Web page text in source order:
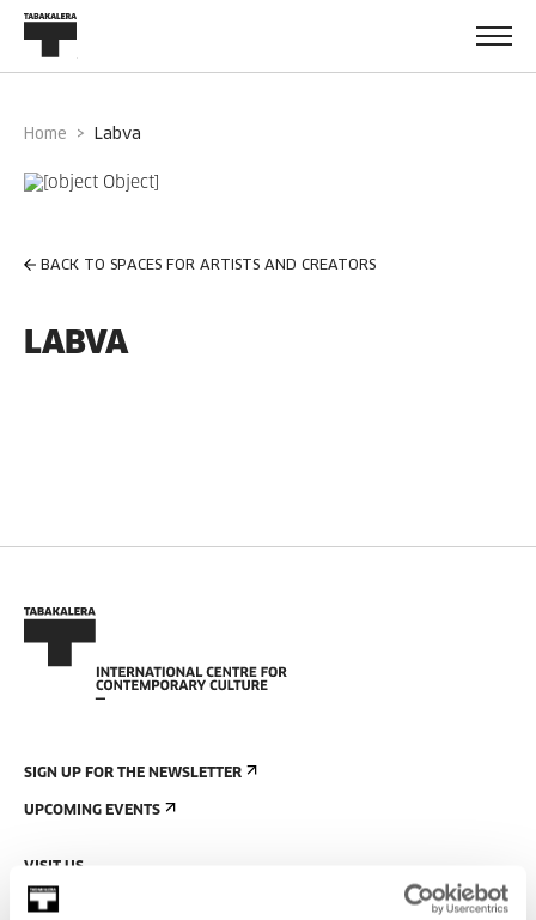
Home labva
BACK TO SPACES FOR ARTISTS AND CREATORS
LABVA
SIGN UP FOR THE NEWSLETTER
UPCOMING EVENTS
VISIT US
CONTACT AND OPENING TIMES